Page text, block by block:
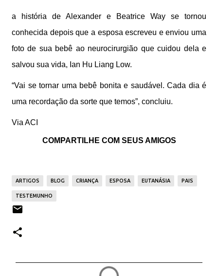
a história de Alexander e Beatrice Way se tornou
conhecida depois que a esposa escreveu e enviou uma
foto de sua bebê ao neurocirurgião que cuidou dela e
salvou sua vida, Ian Hu Liang Low.
“Vai se tornar uma bebê bonita e saudável. Cada dia é
uma recordação da sorte que temos”, concluiu.
Via ACI
COMPARTILHE COM SEUS AMIGOS
ARTIGOS BLOG CRIANÇA ESPOSA EUTANÁSIA PAIS
TESTEMUNHO